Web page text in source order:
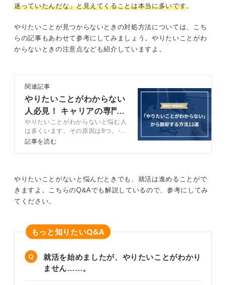
迷っていたんだな」と見えてくることは本当に多いです。
やりたいことが見つからないときの対処方法については、こち
らの記事もあわせて参考にしてみましょう。やりたいことがわ
からないときの注意点なども紹介していますよ。
関連記事
やりたいことがわからない
人必見！ キャリアの専門
家が対処法を伝授
やりたいことがわからないと悩む人
は多くいます。その原因は8つ。そ
れぞれの原因を見つめつつ、やりた
悩んでいる人はぜひ参考にしてくだ
記事を読む
やりたいことがないと悩んだときでも、就活は進めることがで
きますよ。こちらのQ&Aでも解説しているので、参考にしてみ
てください。
もっと知りたいQ&A
就活を始めましたが、やりたいことがわかり
ません……。